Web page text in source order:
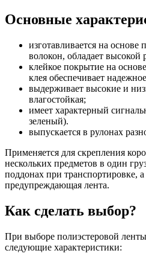
Основные
изготавливается на
волокон, обладает
клейкое покрытие на
клея обеспечивает
выдерживает высокие и
влагостойкая;
имеет характерный
зеленый).
выпускается в рулонах
Применяется для скрепления
нескольких предметов в один
поддонах при транспортировке,
предупреждающая лента.
Как сделать выбор?
При выборе полиэстеровой
следующие характеристики: